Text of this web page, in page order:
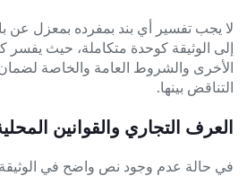
لا يجب تفسير أي بند بمفرده بمعزل عن
إلى الوثيقة كوحدة متكاملة، حيث يفسر
الأخرى والشروط العامة والخاصة
التناقض بينها.
العرف التجاري والقوانين
في حالة عدم وجود نص واضح في